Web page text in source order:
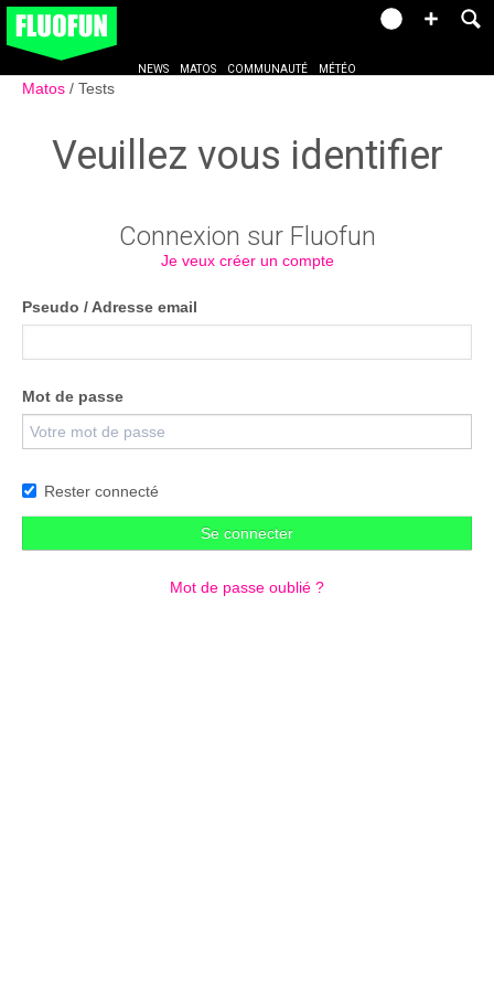
NEWS MATOS COMMUNAUTÉ MÉTÉO
Matos Tests
Veuillez vous identifier
Connexion sur Fluofun
Je veux créer un compte
Pseudo / Adresse email
Mot de passe
Rester connecté
Se connecter
Mot de passe oublié ?